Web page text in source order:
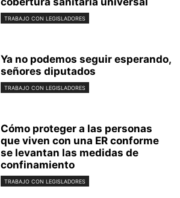
TRABAJO CON LEGISLADORES
Ya no podemos seguir esperando,
señores diputados
TRABAJO CON LEGISLADORES
Cómo proteger a las personas
que viven con una ER conforme
se levantan las medidas de
confinamiento
TRABAJO CON LEGISLADORES